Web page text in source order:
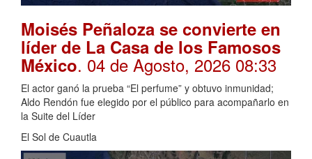
Moisés Peñaloza se convierte en
líder de La Casa de los Famosos
México. 04 de Agosto, 2026 08:33
El actor ganó la prueba “El perfume” y obtuvo inmunidad;
Aldo Rendón fue elegido por el público para acompañarlo en
la Suite del Líder
El Sol de Cuautla